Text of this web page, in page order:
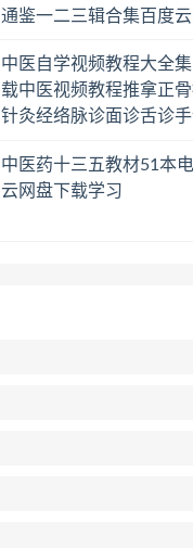
通鉴一二三辑合集百度
中医自学视频教程大全
载中医视频教程推拿正
针灸经络脉诊面诊舌诊
中医药十三五教材51本
云网盘下载学习